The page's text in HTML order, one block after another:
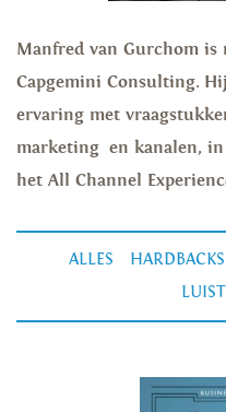
Manfred van Gurchom
Capgemini Consulting.
ervaring met
marketing en kanalen,
het All Channel
ALLES